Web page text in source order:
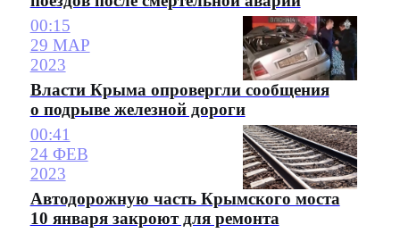
00:15
29 МАР
2023
Власти Крыма опровергли сообщения
о подрыве железной дороги
00:41
24 ФЕВ
2023
Автодорожную часть Крымского моста
10 января закроют для ремонта